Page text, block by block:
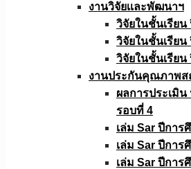
งานวิจัยเเละพัฒนาฯ
วิจัยในชั้นเรียน
วิจัยในชั้นเรียน
วิจัยในชั้นเรียน
งานประกันคุณภาพส
ผลการประเมิ
รอบที่ 4
เล่ม Sar ปีการ
เล่ม Sar ปีการ
เล่ม Sar ปีการ